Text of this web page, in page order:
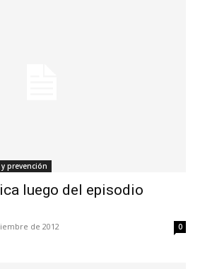
prevención
luego del episodio
de 2012 0